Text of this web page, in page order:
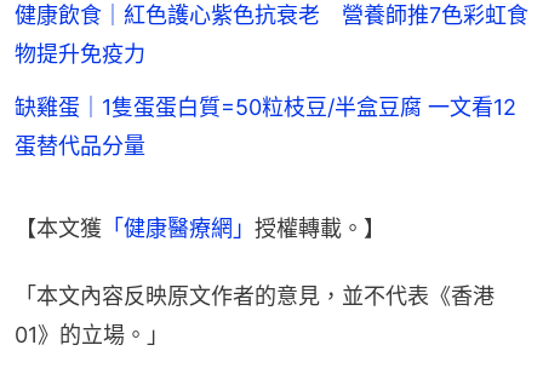
健康飲食｜紅色護心紫色抗衰老 營養師推7色彩虹食
物提升免疫力
缺雞蛋｜1隻蛋蛋白質=50粒枝豆/半盒豆腐 一文看12
蛋替代品分量
【本文獲 「健康醫療網」 授權轉載。】
「本文內容反映原文作者的意見，並不代表《香港
01》的立場。」